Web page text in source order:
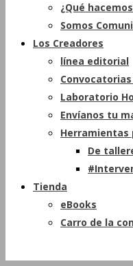
¿Qué
Somos
Los Creadores
línea editorial
Laboratorio
Envíanos tu
Herramientas
De
Tienda
eBooks
Carro de la